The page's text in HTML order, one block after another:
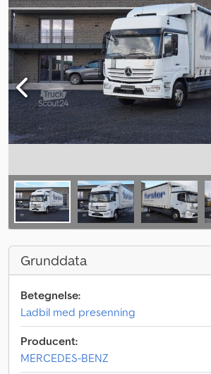
Grunddata
Betegnelse:
Ladbil med presenning
Producent:
MERCEDES-BENZ